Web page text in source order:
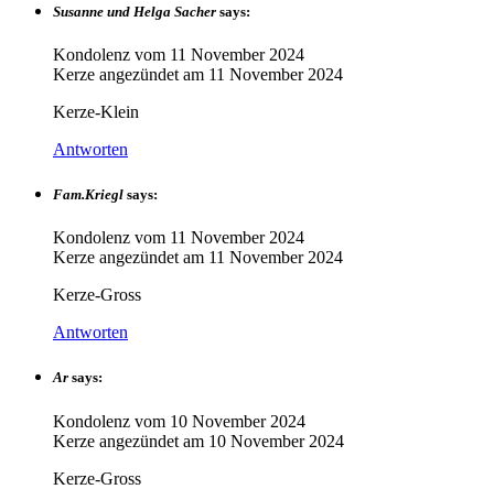
Susanne und Helga Sacher says:
Kondolenz vom 11 November 2024
Kerze angezündet am 11 November 2024
Kerze-Klein
Antworten
Fam.Kriegl says:
Kondolenz vom 11 November 2024
Kerze angezündet am 11 November 2024
Kerze-Gross
Antworten
Ar says:
Kondolenz vom 10 November 2024
Kerze angezündet am 10 November 2024
Kerze-Gross